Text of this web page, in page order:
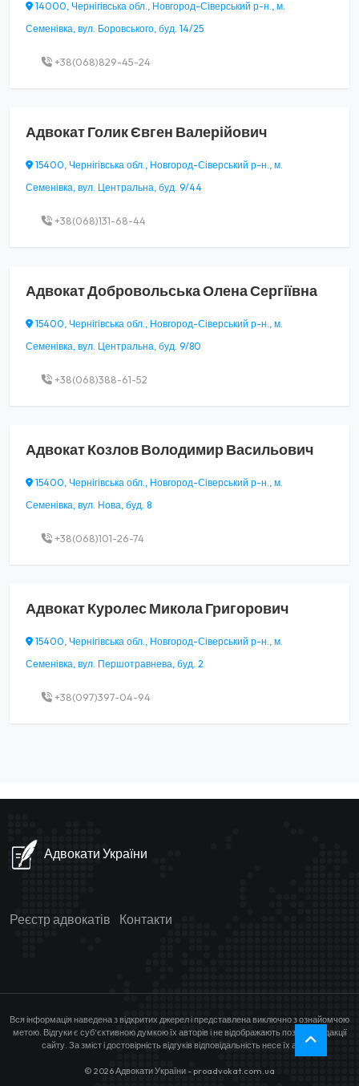
14000, Чернігівська обл., Новгород-Сіверський р-н., м.
Семенівка, вул. Боровського, буд. 14/25
+38(068)829-45-24
АдвокатГолик Євген Валерійович
15400, Чернігівська обл., Новгород-Сіверський р-н., м.
Семенівка, вул. Центральна, буд. 9/44
+38(068)131-68-44
АдвокатДобровольська Олена Сергіївна
15400, Чернігівська обл., Новгород-Сіверський р-н., м.
Семенівка, вул. Центральна, буд. 9/80
+38(068)388-61-52
АдвокатКозлов Володимир Васильович
15400, Чернігівська обл., Новгород-Сіверський р-н., м.
Семенівка, вул. Нова, буд. 8
+38(068)101-26-74
АдвокатКуролес Микола Григорович
15400, Чернігівська обл., Новгород-Сіверський р-н., м.
Семенівка, вул. Першотравнева, буд. 2
+38(097)397-04-94
Адвокати України
Реєстр адвокатів Контакти
Вся інформація наведена з відкритих джерел і представлена виключно з ознайомчою
метою. Відгуки є суб’єктивною думкою їх авторів і не відображають позицію редакції
сайту. За зміст і достовірність відгуків відповідальність несе їх автор.
© 2026 Адвокати України - proadvokat.com.ua